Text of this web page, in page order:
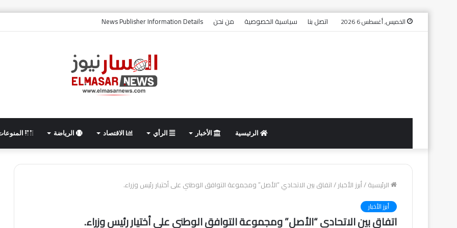
الخميس, أغسطس 6 2026 اتصل بنا سياسية الخصوصية من نحن News Publisher Information Details
الرئيسية الأخبار الرأي الاقتصاد الرياضة
الرئيسية/أبرز الأخبار/اتفاق بين الاتحادي “الأصل” ومجموعة التوافق الوطني على أختيار رئيس وزراء.
أبرز الأخبار
اتفاق بين الاتحادي “الأصل” ومجموعة التوافق الوطني على أختيار رئيس وزراء.